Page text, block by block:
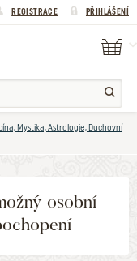
REGISTRACE PŘIHLÁŠENÍ
Mystika, Astrologie, Duchovní
osobní